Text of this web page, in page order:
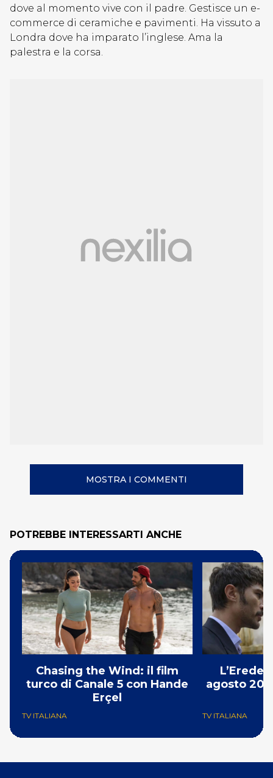
dove al momento vive con il padre. Gestisce un e-
commerce di ceramiche e pavimenti. Ha vissuto a
Londra dove ha imparato l’inglese. Ama la
palestra e la corsa.
MOSTRA I COMMENTI
POTREBBE INTERESSARTI ANCHE
Chasing the Wind: il film
turco di Canale 5 con Hande
Erçel
TV ITALIANA
agosto
TV ITALIANA